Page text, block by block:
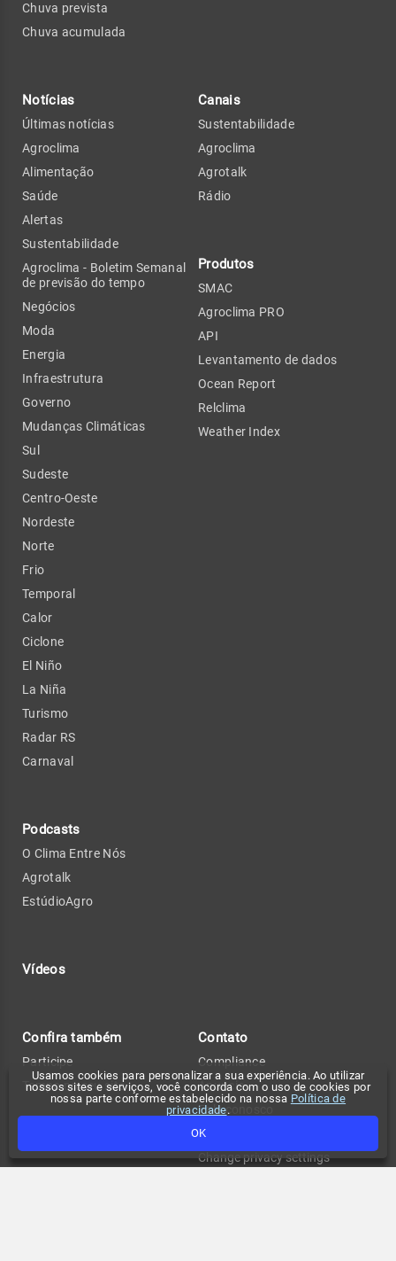
Usamos cookies para personalizar a sua experiência. Ao utilizar
nossos sites e serviços, você concorda com o uso de cookies por
nossa parte conforme estabelecido na nossa Política de
privacidade.
OK
Chuva prevista
Chuva acumulada
Notícias
Últimas notícias
Agroclima
Alimentação
Saúde
Alertas
Sustentabilidade
Agroclima - Boletim Semanal
de previsão do tempo
Negócios
Moda
Energia
Infraestrutura
Governo
Mudanças Climáticas
Sul
Sudeste
Centro-Oeste
Nordeste
Norte
Frio
Temporal
Calor
Ciclone
El Niño
La Niña
Turismo
Radar RS
Carnaval
Podcasts
O Clima Entre Nós
Agrotalk
EstúdioAgro
Vídeos
Canais
Sustentabilidade
Agroclima
Agrotalk
Rádio
Produtos
SMAC
Agroclima PRO
API
Levantamento de dados
Ocean Report
Relclima
Weather Index
Confira também
Participe
Tempo no seu site
Contato
Compliance
Anuncie
Fale conosco
Política de privacidade
Change privacy settings